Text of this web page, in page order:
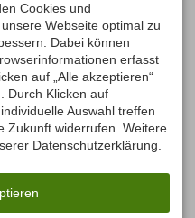
Cookies und
Webseite optimal zu
Dabei können
erfasst
auf „Alle akzeptieren“
Durch Klicken auf
Auswahl treffen
Zukunft widerrufen. Weitere
Datenschutzerklärung.